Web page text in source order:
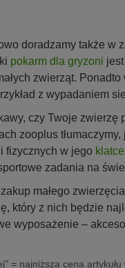
doradzamy także w
pokarm dla gryzoni
zwierząt.
z wypadaniem
czy Twoje zwierzę
zooplus
fizycznych w jego klatce
zadania na
małego
który z nich będzie
wyposażenie –
= najniższa cena